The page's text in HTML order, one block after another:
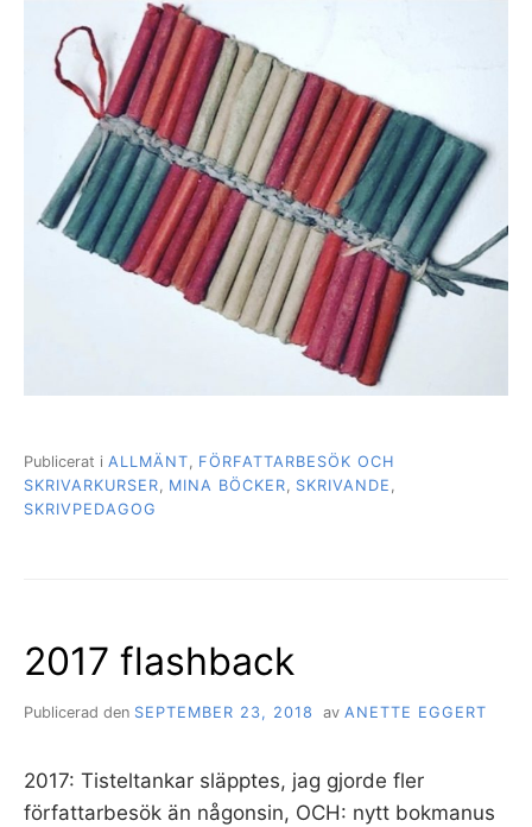
Publicerat i ALLMÄNT, FÖRFATTARBESÖK OCH
SKRIVARKURSER, MINA BÖCKER, SKRIVANDE ,
SKRIVPEDAGOG
2017 flashback
Publicerad den SEPTEMBER 23, 2018 av ANETTE EGGERT
2017: Tisteltankar släpptes, jag gjorde fler
författarbesök än någonsin, OCH: nytt bokmanus